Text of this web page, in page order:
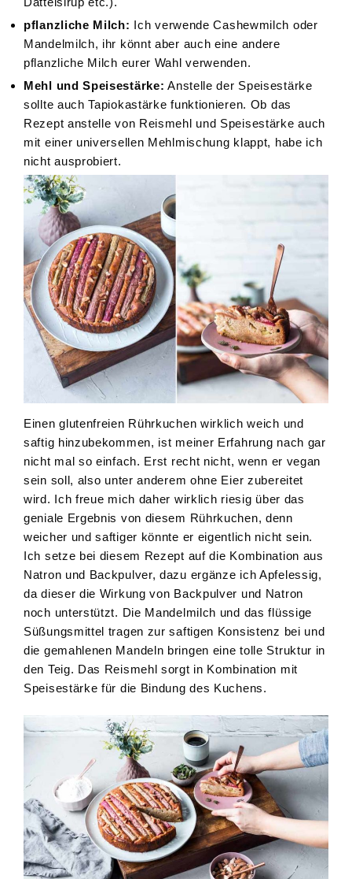
pflanzliche Milch: Ich verwende Cashewmilch oder
Mandelmilch, ihr könnt aber auch eine andere
pflanzliche Milch eurer Wahl verwenden.
Mehl und Speisestärke: Anstelle der Speisestärke
sollte auch Tapiokastärke funktionieren. Ob das
Rezept anstelle von Reismehl und Speisestärke auch
mit einer universellen Mehlmischung klappt, habe ich
nicht ausprobiert.
Einen glutenfreien Rührkuchen wirklich weich und
saftig hinzubekommen, ist meiner Erfahrung nach gar
nicht mal so einfach. Erst recht nicht, wenn er vegan
sein soll, also unter anderem ohne Eier zubereitet
wird. Ich freue mich daher wirklich riesig über das
geniale Ergebnis von diesem Rührkuchen, denn
weicher und saftiger könnte er eigentlich nicht sein.
Ich setze bei diesem Rezept auf die Kombination aus
Natron und Backpulver, dazu ergänze ich Apfelessig,
da dieser die Wirkung von Backpulver und Natron
noch unterstützt. Die Mandelmilch und das flüssige
Süßungsmittel tragen zur saftigen Konsistenz bei und
die gemahlenen Mandeln bringen eine tolle Struktur in
den Teig. Das Reismehl sorgt in Kombination mit
Speisestärke für die Bindung des Kuchens.